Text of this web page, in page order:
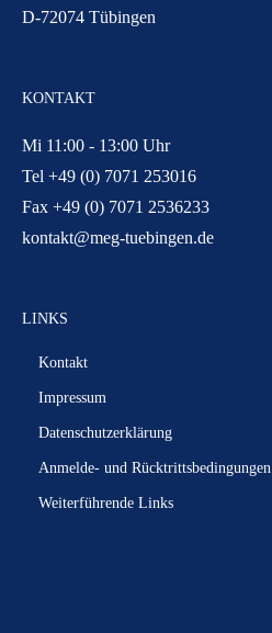
D-72074 Tübingen
KONTAKT
Mi 11:00 - 13:00 Uhr
Tel +49 (0) 7071 253016
Fax +49 (0) 7071 2536233
kontakt@meg-tuebingen.de
LINKS
Kontakt
Impressum
Datenschutzerklärung
Anmelde- und Rücktrittsbedingungen
Weiterführende Links